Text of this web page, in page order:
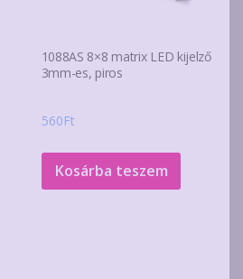
1088AS 8×8 matrix LED kijelző
3mm-es, piros
560Ft
Kosárba teszem